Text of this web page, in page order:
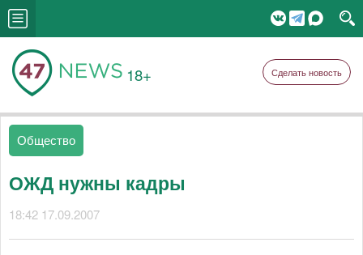
18+ Сделать новость
Общество
ОЖД нужны кадры
18:42 17.09.2007